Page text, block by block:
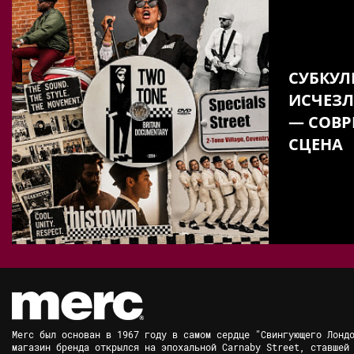
—
СЦЕНА
Merc был основан в 1967 году в самом сердце "Свингующего
магазин бренда открылся на эпохальной Carnaby Street, ставшей